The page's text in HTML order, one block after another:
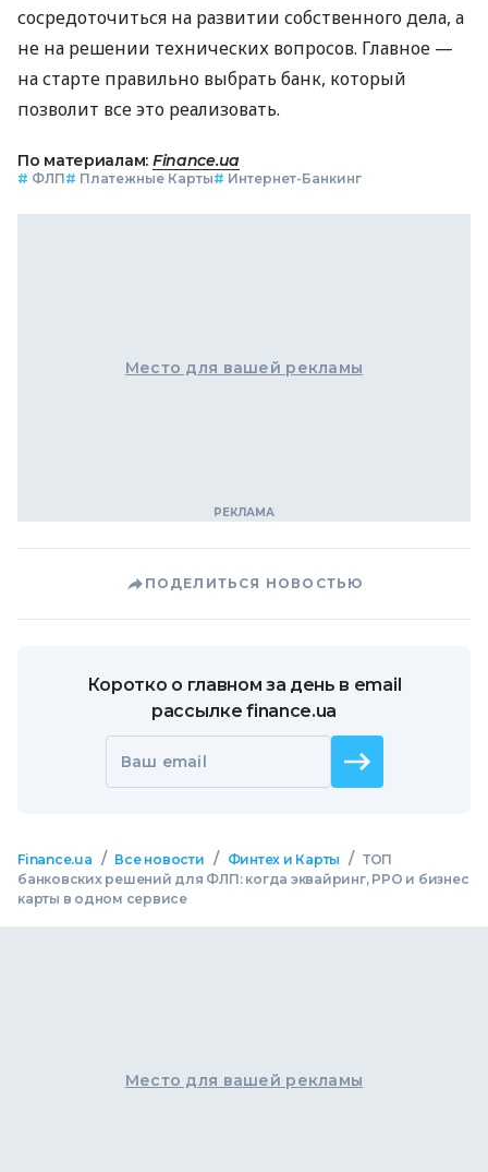
сосредоточиться на развитии собственного дела, а
не на решении технических вопросов. Главное —
на старте правильно выбрать банк, который
позволит все это реализовать.
По материалам: Finance.ua
# ФЛП# Платежные Карты# Интернет-Банкинг
Место для вашей рекламы
ПОДЕЛИТЬСЯ НОВОСТЬЮ
Коротко о главном за день в email
рассылке finance.ua
Ваш email
Finance.ua / Все новости / Финтех и Карты / ТОП
банковских решений для ФЛП: когда эквайринг, РРО и бизнес
карты в одном сервисе
Место для вашей рекламы